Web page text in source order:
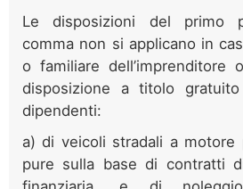
Le disposizioni del primo
comma non si applicano in
o familiare dell’imprenditore
disposizione a titolo
dipendenti:
a) di veicoli stradali a motore
pure sulla base di contratti